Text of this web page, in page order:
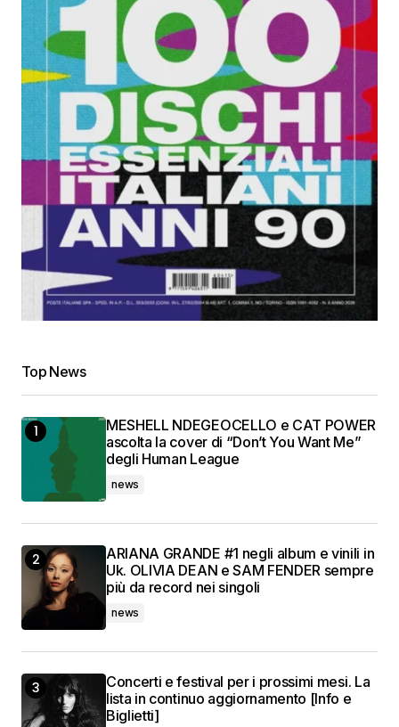
Top News
MESHELL NDEGEOCELLO e CAT POWER
ascolta la cover di “Don’t You Want Me”
degli Human League
news
ARIANA GRANDE #1 negli album e vinili in
Uk. OLIVIA DEAN e SAM FENDER sempre
più da record nei singoli
news
Concerti e festival per i prossimi mesi. La
lista in continuo aggiornamento [Info e
Biglietti]